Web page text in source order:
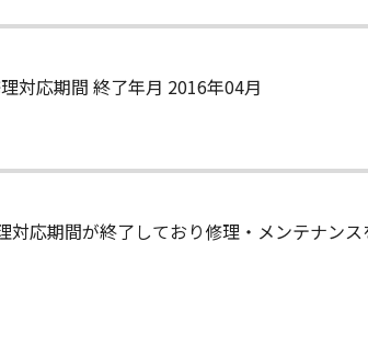
対応期間 終了年月 2016年04月
応期間が終了しており修理・メンテナンス